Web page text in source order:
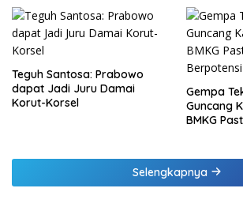
Teguh Santosa: Prabowo
dapat Jadi Juru Damai
Korut-Korsel
Gempa
Guncang
BMKG
Selengkapnya